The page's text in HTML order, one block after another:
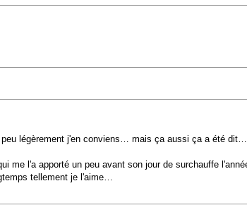
légèrement j'en conviens… mais ça aussi ça a été dit…
me l'a apporté un peu avant son jour de surchauffe
tellement je l'aime…